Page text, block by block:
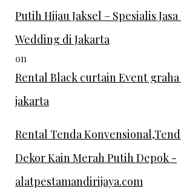
Putih Hijau Jaksel – Spesialis
Wedding di Jakarta
on
Rental Black curtain Event
jakarta
Rental Tenda
Dekor Kain Merah Putih Depok -
alatpestamandirijaya.com